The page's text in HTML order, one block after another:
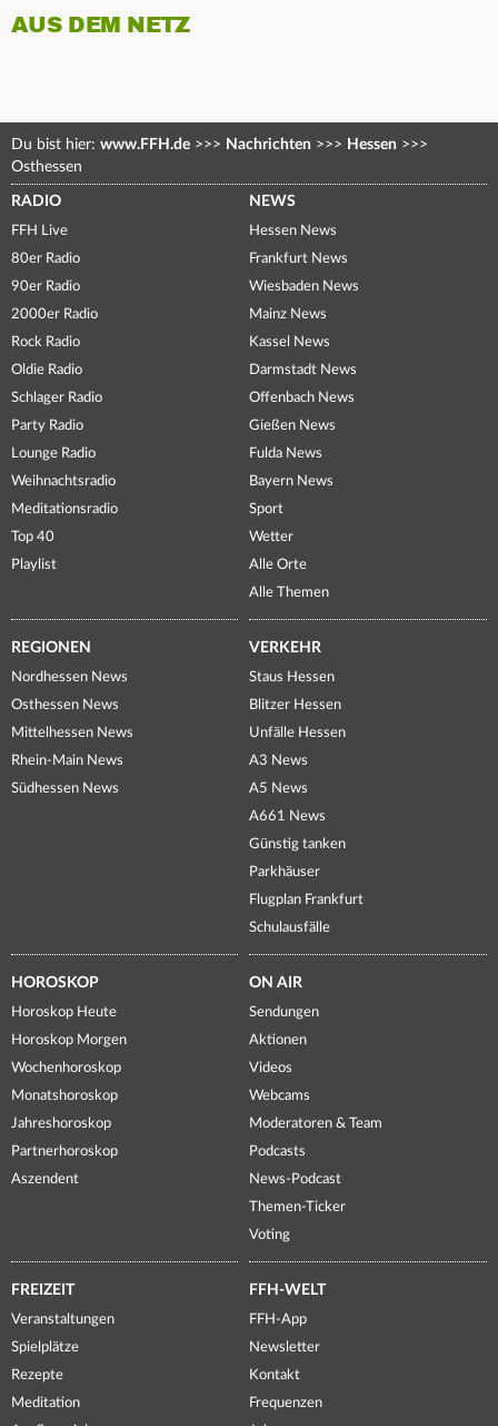
AUS DEM NETZ
Du bist hier: www.FFH.de >>> Nachrichten >>> Hessen >>>
Osthessen
RADIO
FFH Live
80er Radio
90er Radio
2000er Radio
Rock Radio
Oldie Radio
Schlager Radio
Party Radio
Lounge Radio
Weihnachtsradio
Meditationsradio
Top 40
Playlist
NEWS
Hessen News
Frankfurt News
Wiesbaden News
Mainz News
Kassel News
Darmstadt News
Offenbach News
Gießen News
Fulda News
Bayern News
Sport
Wetter
Alle Orte
Alle Themen
REGIONEN
Nordhessen News
Osthessen News
Mittelhessen News
Rhein-Main News
Südhessen News
VERKEHR
Staus Hessen
Blitzer Hessen
Unfälle Hessen
A3 News
A5 News
A661 News
Günstig tanken
Parkhäuser
Flugplan Frankfurt
Schulausfälle
HOROSKOP
Horoskop Heute
Horoskop Morgen
Wochenhoroskop
Monatshoroskop
Jahreshoroskop
Partnerhoroskop
Aszendent
ON AIR
Sendungen
Aktionen
Videos
Webcams
Moderatoren & Team
Podcasts
News-Podcast
Themen-Ticker
Voting
FREIZEIT
Veranstaltungen
Spielplätze
Rezepte
Meditation
FFH-WELT
FFH-App
Newsletter
Kontakt
Frequenzen